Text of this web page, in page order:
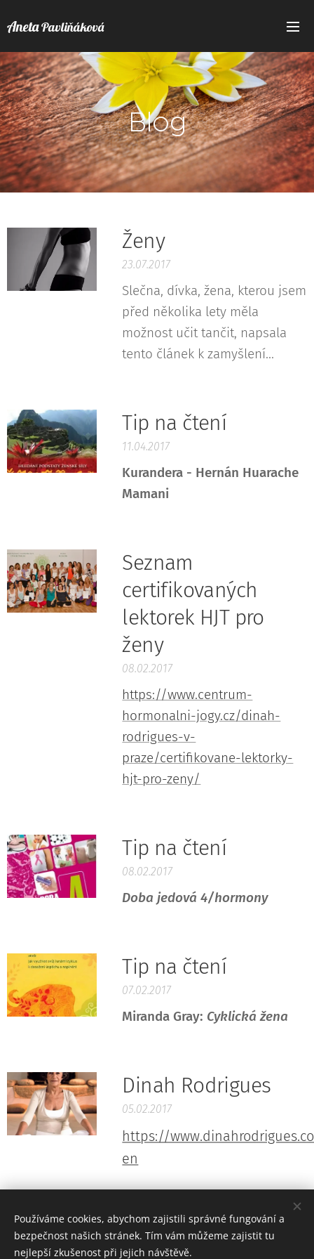
AnetaPavliňáková
Blog
Ženy
23.07.2017
Slečna, dívka, žena, kterou jsem
před několika lety měla
možnost učit tančit, napsala
tento článek k zamyšlení...
Tip na čtení
11.04.2017
Kurandera - Hernán Huarache
Mamani
Seznam
certifikovaných
lektorek HJT pro
ženy
08.02.2017
https://www.centrum-
hormonalni-jogy.cz/dinah-
rodrigues-v-
praze/certifikovane-lektorky-
hjt-pro-zeny/
Tip na čtení
08.02.2017
Doba jedová 4/hormony
Tip na čtení
07.02.2017
Miranda Gray: Cyklická žena
Dinah Rodrigues
05.02.2017
https://
en
Používáme cookies, abychom zajistili správné fungování a
bezpečnost našich stránek. Tím vám můžeme zajistit tu
nejlepší zkušenost při jejich návštěvě.